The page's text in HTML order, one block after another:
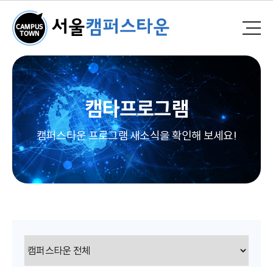
캠타프로그램
캠퍼스타운 프로그램 새소식을 확인해 보세요!